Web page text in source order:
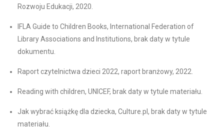
Rozwoju Edukacji, 2020.
IFLA Guide to Children Books, International Federation of
Library Associations and Institutions, brak daty w tytule
dokumentu.
Raport czytelnictwa dzieci 2022, raport branżowy, 2022.
Reading with children, UNICEF, brak daty w tytule materiału.
Jak wybrać książkę dla dziecka, Culture.pl, brak daty w tytule
materiału.